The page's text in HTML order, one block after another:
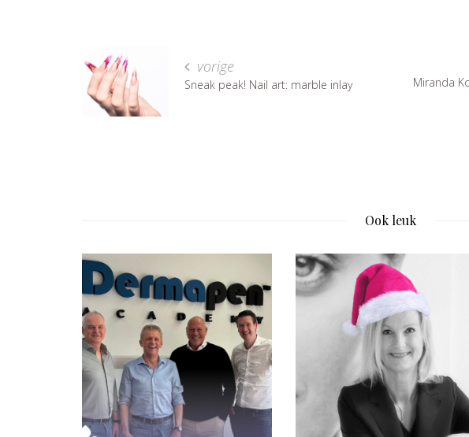
vorige
Sneak peak! Nail art: marble inlay
Miranda
Ook leuk